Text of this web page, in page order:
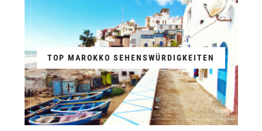
TOP MAROKKO SEHENSWÜRDIGKEITEN